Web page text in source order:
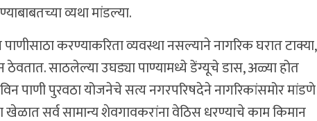
व्यथा मांडल्या.
करण्याकरिता व्यवस्था नसल्याने नागरिक घरात टाक्या,
साठलेल्या उघड्या पाण्यामध्ये डेंग्यूचे डास, अळ्या होत
पाणी पुरवठा योजनेचे सत्य नगरपरिषदेने नागरिकांसमोर मांडणे
सर्व सामान्य शेवगावकरांना वेठिस धरण्याचे काम किमान